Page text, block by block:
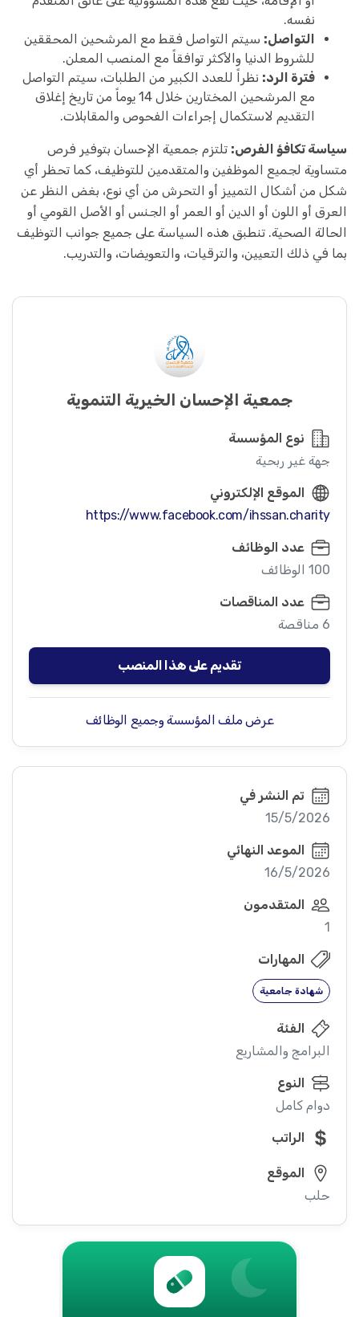
نفسه.
التواصل: سيتم التواصل فقط مع المرشحين المحققين
للشروط الدنيا والأكثر توافقاً مع المنصب المعلن.
فترة الرد: نظراً للعدد الكبير من الطلبات، سيتم التواصل
مع المرشحين المختارين خلال 14 يوماً من تاريخ إغلاق
التقديم لاستكمال إجراءات الفحوص والمقابلات.
سياسة تكافؤ الفرص: تلتزم جمعية الإحسان بتوفير فرص
متساوية لجميع الموظفين والمتقدمين للتوظيف، كما تحظر أي
شكل من أشكال التمييز أو التحرش من أي نوع، بغض النظر عن
العرق أو اللون أو الدين أو العمر أو الجنس أو الأصل القومي أو
الحالة الصحية. تنطبق هذه السياسة على جميع جوانب التوظيف
بما في ذلك التعيين، والترقيات، والتعويضات، والتدريب.
جمعية الإحسان الخيرية التنموية
نوع المؤسسة
جهة غير ربحية
الموقع الإلكتروني
https://www.facebook.com/ihssan.charity
عدد الوظائف
100 الوظائف
عدد المناقصات
6 مناقصة
تقديم على هذا المنصب
عرض ملف المؤسسة وجميع الوظائف
تم النشر في
15/5/2026
الموعد النهائي
16/5/2026
المتقدمون
1
المهارات
شهادة جامعية
الفئة
البرامج والمشاريع
النوع
دوام كامل
الراتب
الموقع
حلب